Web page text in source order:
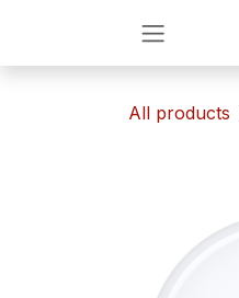
All products